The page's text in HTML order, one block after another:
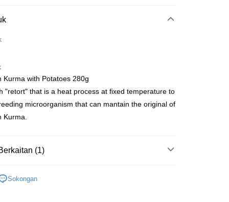
talian
Maybank, CIMB Bank, Public Bank, RHB Bank, Hong
Kurma with Potatoes 280g
"retort" that is a heat process at fixed temperature to
microorganism that can mantain the original of
Kurma.
(1)
Sokongan